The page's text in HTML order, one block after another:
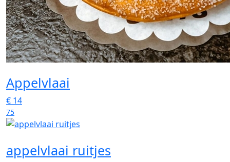
Appelvlaai
€ 14
75
appelvlaai ruitjes